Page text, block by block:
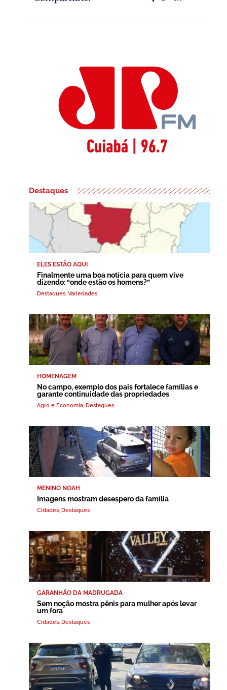
Destaques
ELES ESTÃO AQUI
Finalmente uma boa notícia para quem vive
dizendo: “onde estão os homens?”
Destaques, Variedades
HOMENAGEM
No campo, exemplo dos pais fortalece famílias e
garante continuidade das propriedades
Agro e Economia, Destaques
MENINO NOAH
Imagens mostram desespero da família
Cidades, Destaques
GARANHÃO DA MADRUGADA
Sem noção mostra pênis para mulher após levar
um fora
Cidades, Destaques